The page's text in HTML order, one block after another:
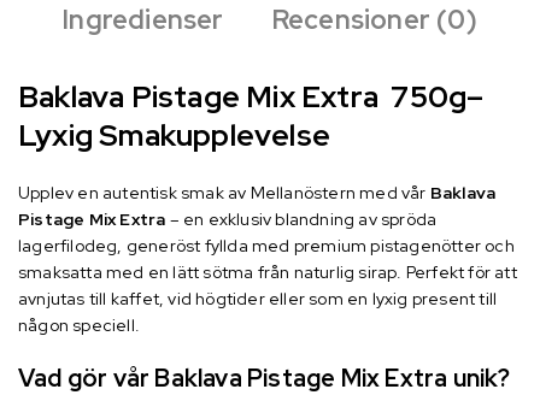
Ingredienser
Recensioner (0)
Baklava Pistage Mix Extra 750g–
Lyxig Smakupplevelse
Upplev en autentisk smak av Mellanöstern med vår Baklava
Pistage Mix Extra – en exklusiv blandning av spröda
lagerfilodeg, generöst fyllda med premium pistagenötter och
smaksatta med en lätt sötma från naturlig sirap. Perfekt för att
avnjutas till kaffet, vid högtider eller som en lyxig present till
någon speciell.
Vad gör vår Baklava Pistage Mix Extra unik?